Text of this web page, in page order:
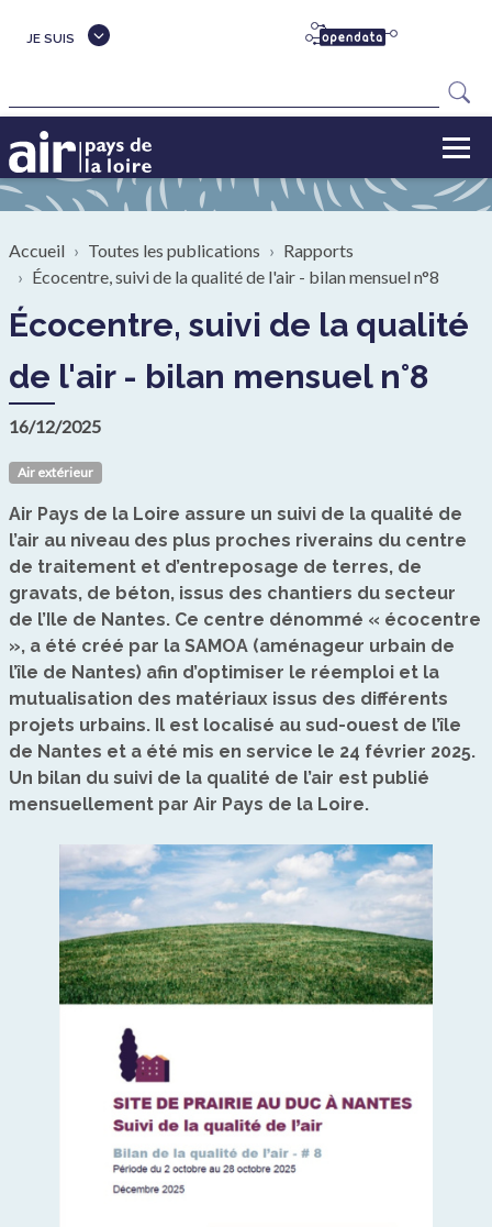
JE SUIS
Fil d'Ariane
Accueil Toutes les publications
Rapports
Écocentre, suivi de la qualité de l'air - bilan mensuel n°8
Écocentre, suivi de la qualité
de l'air - bilan mensuel n°8
16/12/2025
Air extérieur
Air Pays de la Loire assure un suivi de la qualité de
l’air au niveau des plus proches riverains du centre
de traitement et d’entreposage de terres, de
gravats, de béton, issus des chantiers du secteur
de l’Ile de Nantes. Ce centre dénommé « écocentre
», a été créé par la SAMOA (aménageur urbain de
l’île de Nantes) afin d’optimiser le réemploi et la
mutualisation des matériaux issus des différents
projets urbains. Il est localisé au sud-ouest de l’île
de Nantes et a été mis en service le 24 février 2025.
Un bilan du suivi de la qualité de l’air est publié
mensuellement par Air Pays de la Loire.